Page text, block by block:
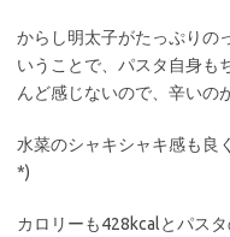
からし明太子がたっぷりの
いうことで、パスタ自身も
んど感じないので、辛いの
水菜のシャキシャキ感も良
*)
カロリーも428kcalとパス